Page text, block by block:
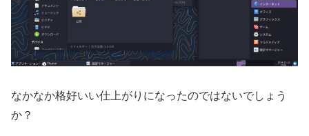
なかなか格好いい仕上がりになったのではないでしょう
か？